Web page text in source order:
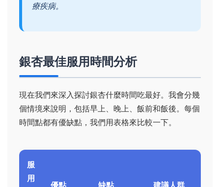
療疾病。
銀杏最佳服用時間分析
現在我們來深入探討銀杏什麼時間吃最好。我會分幾
個情境來說明，包括早上、晚上、飯前和飯後。每個
時間點都有優缺點，我們用表格來比較一下。
服
用
優點 缺點 建議人群